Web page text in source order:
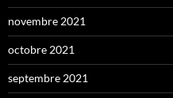
novembre 2021
octobre 2021
septembre 2021